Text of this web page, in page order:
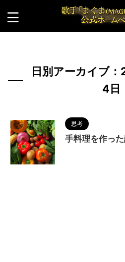
日別アーカイブ
4日
思考
手料理を作っ